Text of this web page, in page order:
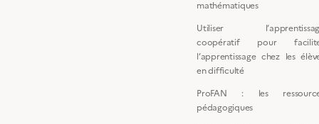
mathématiques
Utiliser
coopératif pour
l’apprentissage chez les
en difficulté
ProFAN : les
pédagogiques